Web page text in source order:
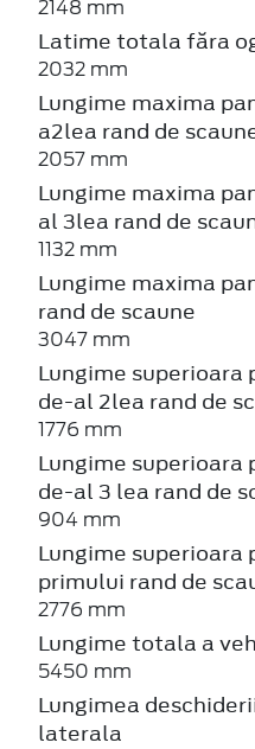
2148 mm
Latime totala făra
2032 mm
Lungime maxima
a2lea rand de
2057 mm
Lungime maxima
al 3lea rand de
1132 mm
Lungime maxima
rand de scaune
3047 mm
Lungime superioara
de-al 2lea rand de
1776 mm
Lungime superioara
de-al 3 lea rand de
904 mm
Lungime superioara
primului rand de
2776 mm
Lungime totala a
5450 mm
Lungimea
laterala